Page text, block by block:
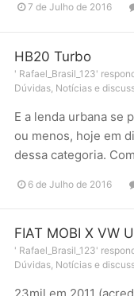
7 de Julho de 2016
HB20 Turbo
' Rafael_Brasil_123'
Dúvidas, Notícias e
E a lenda urbana se
ou menos, hoje em
dessa categoria.
6 de Julho de 2016
FIAT MOBI X VW
' Rafael_Brasil_123'
Dúvidas, Notícias e